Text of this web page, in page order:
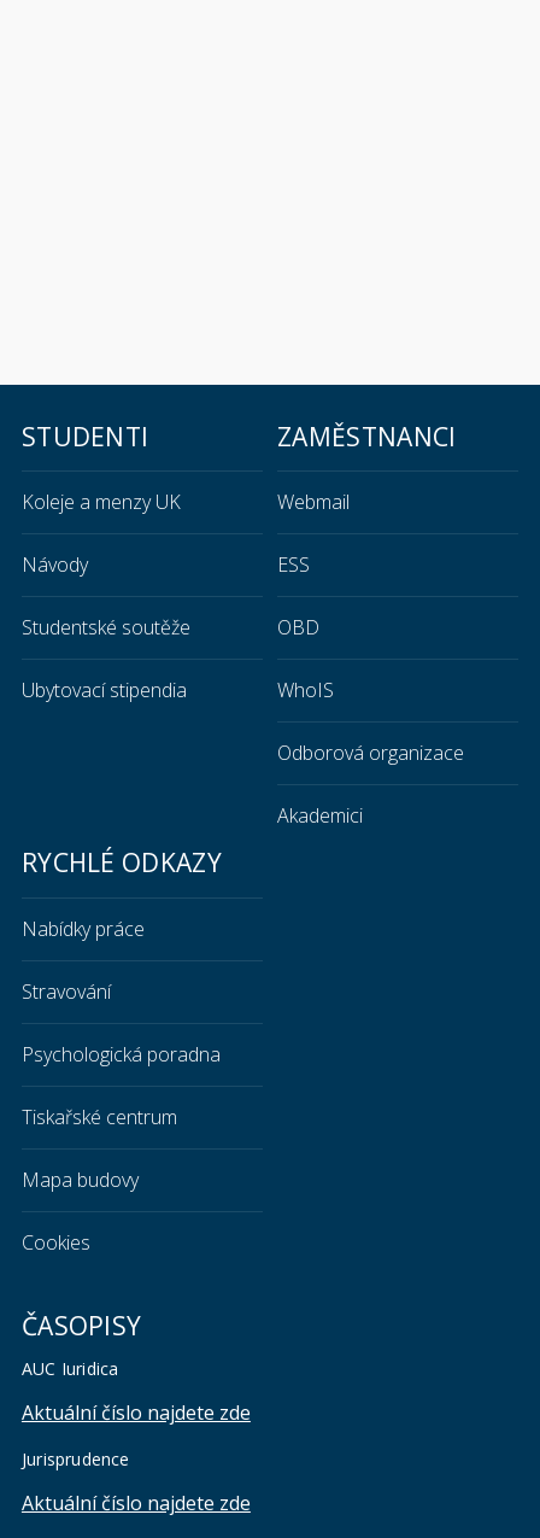
STUDENTI
Koleje a menzy UK
Návody
Studentské soutěže
Ubytovací stipendia
ZAMĚSTNANCI
Webmail
ESS
OBD
WhoIS
Odborová organizace
Akademici
RYCHLÉ ODKAZY
Nabídky práce
Stravování
Psychologická poradna
Tiskařské centrum
Mapa budovy
Cookies
ČASOPISY
AUC Iuridica
Aktuální číslo najdete zde
Jurisprudence
Aktuální číslo najdete zde